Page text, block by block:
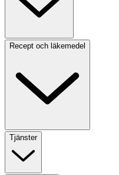
Recept och läkemedel
Tjänster